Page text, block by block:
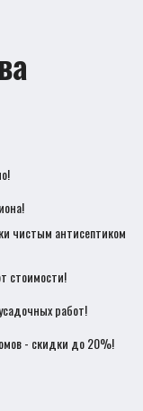
чистым антисептиком
стоимости!
работ!
- скидки до 20%!